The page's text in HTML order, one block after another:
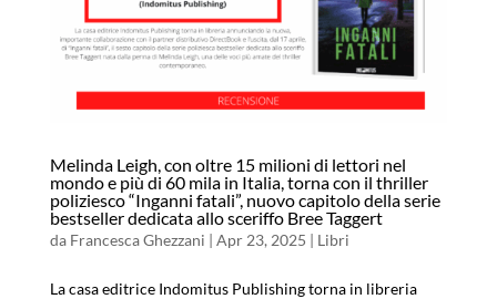
Melinda Leigh, con oltre 15 milioni di lettori nel
mondo e più di 60 mila in Italia, torna con il thriller
poliziesco “Inganni fatali”, nuovo capitolo della serie
bestseller dedicata allo sceriffo Bree Taggert
da Francesca Ghezzani | Apr 23, 2025 | Libri
La casa editrice Indomitus Publishing torna in libreria